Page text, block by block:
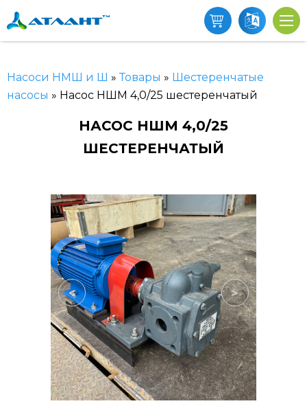
Насоси НМШ и Ш »Товары » Шестеренчатые
насосы » Насос НШМ 4,0/25 шестеренчатый
НАСОС НШМ 4,0/25
ШЕСТЕРЕНЧАТЫЙ
< >